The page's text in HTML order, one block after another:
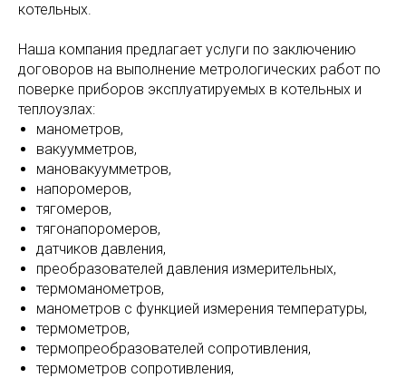
котельных.
Наша компания предлагает услуги по заключению
договоров на выполнение метрологических работ по
поверке приборов эксплуатируемых в котельных и
теплоузлах:
манометров,
вакуумметров,
мановакуумметров,
напоромеров,
тягомеров,
тягонапоромеров,
датчиков давления,
преобразователей давления измерительных,
термоманометров,
манометров с функцией измерения температуры,
термометров,
термопреобразователей сопротивления,
термометров сопротивления,